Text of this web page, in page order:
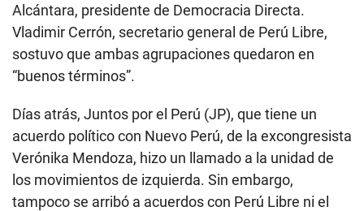
Alcántara, presidente de Democracia Directa.
Vladimir Cerrón, secretario general de Perú Libre,
sostuvo que ambas agrupaciones quedaron en
“buenos términos”.
Días atrás, Juntos por el Perú (JP), que tiene un
acuerdo político con Nuevo Perú, de la excongresista
Verónika Mendoza, hizo un llamado a la unidad de
los movimientos de izquierda. Sin embargo,
tampoco se arribó a acuerdos con Perú Libre ni el